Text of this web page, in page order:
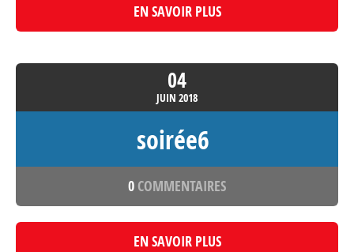
EN SAVOIR PLUS
04
JUIN 2018
soirée6
0 COMMENTAIRES
EN SAVOIR PLUS